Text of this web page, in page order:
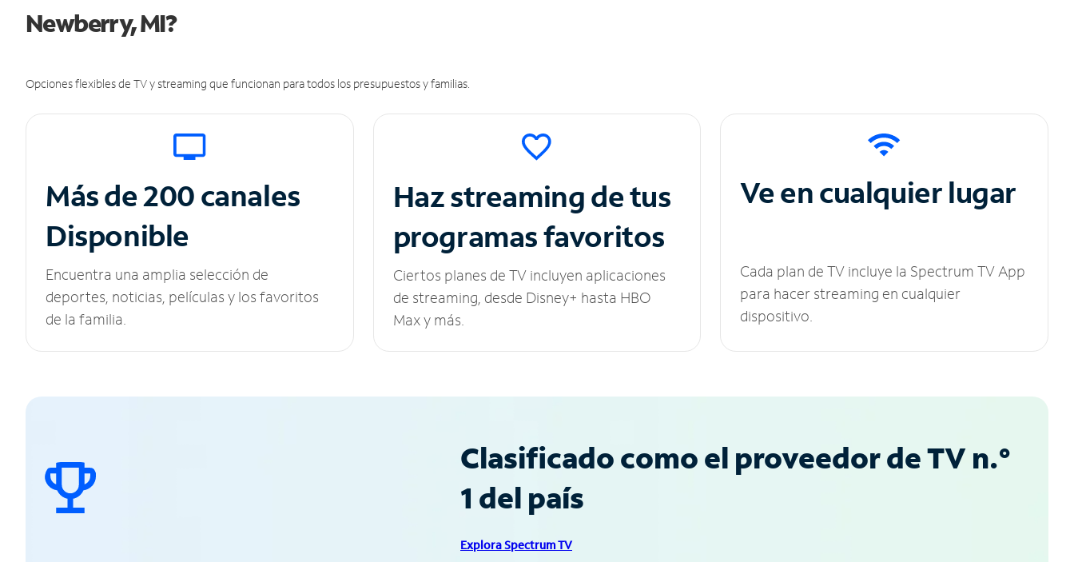
Newberry, MI?
Opciones flexibles de TV y streaming que funcionan para todos los presupuestos y familias.
Más de 200 canales
Disponible
Encuentra una amplia selección de
deportes, noticias, películas y los favoritos
de la familia.
Haz streaming de tus
programas favoritos
Ciertos planes de TV incluyen aplicaciones
de streaming, desde Disney+ hasta HBO
Max y más.
Ve en cualquier lugar
Cada plan de TV incluye la Spectrum TV App
para hacer streaming en cualquier
dispositivo.
Clasificado como el proveedor de TV n.°
1 del país
Explora Spectrum TV